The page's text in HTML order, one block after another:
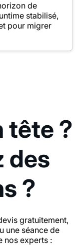
de
stabilisé,
pour migrer
tête ?
des
?
gratuitement,
une séance de
nos experts :